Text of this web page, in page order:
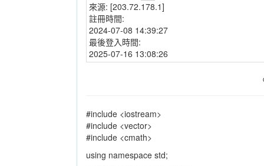
來源: [203.72.178.1]
註冊時間:
2024-07-08 14:39:27
最後登入時間:
2025-07-16 13:08:26
#include <iostream>
#include <vector>
#include <cmath>
using namespace std;